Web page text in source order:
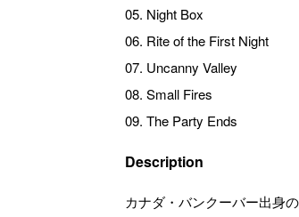
05. Night Box
06. Rite of the First Night
07. Uncanny Valley
08. Small Fires
09. The Party Ends
Description
カナダ・バンクーバー出身